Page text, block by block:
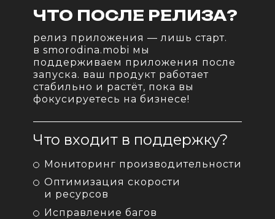
ЧТО ПОСЛЕ РЕЛИЗА?
релиз приложения — лишь старт.
в smorodina.mobi мы
поддерживаем приложения после
запуска. ваш продукт работает
стабильно и растёт, пока вы
фокусируетесь на бизнесе!
Что входит в поддержку?
Исправление багов
Оптимизация скорости
и ресурсов
Мониторинг производительности